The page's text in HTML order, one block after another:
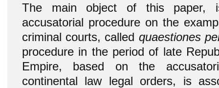
The main object of this paper,
accusatorial procedure on the
criminal courts, called quaestiones
procedure in the period of late
Empire, based on the
continental law legal orders, is